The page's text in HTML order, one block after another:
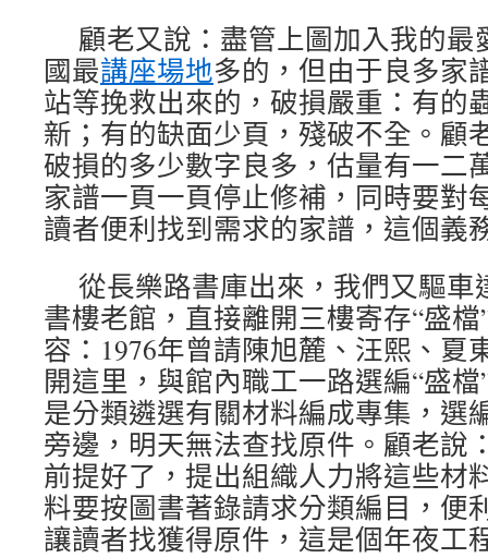
顧老又說：盡管上圖加入我的
國最講座場地多的，但由于良多家
站等挽救出來的，破損嚴重：有的
新；有的缺面少頁，殘破不全。顧
破損的多少數字良多，估量有一二
家譜一頁一頁停止修補，同時要對
讀者便利找到需求的家譜，這個義
從長樂路書庫出來，我們又驅車
書樓老館，直接離開三樓寄存“盛
容：1976年曾請陳旭麓、汪熙、夏
開這里，與館內職工一路選編“盛
是分類遴選有關材料編成專集，選
旁邊，明天無法查找原件。顧老說
前提好了，提出組織人力將這些材
料要按圖書著錄請求分類編目，便
讓讀者找獲得原件，這是個年夜工